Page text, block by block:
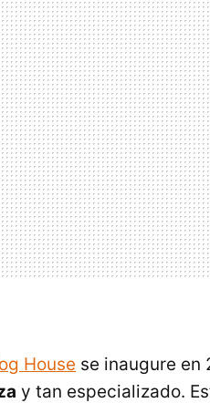
House se inaugure en
y tan especializado.